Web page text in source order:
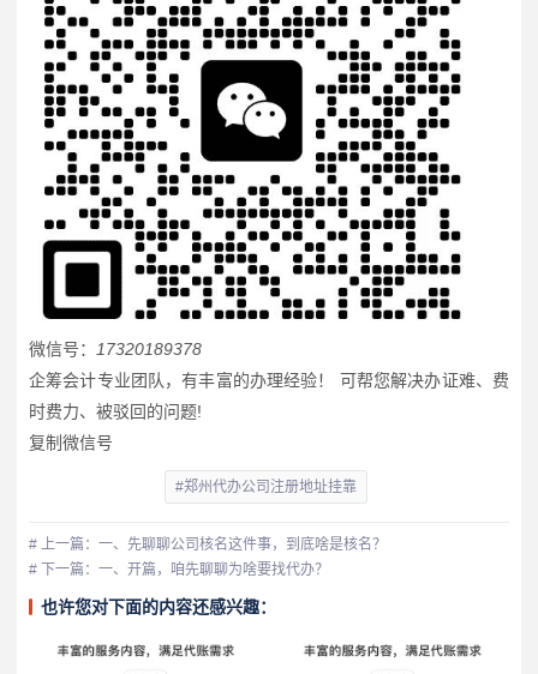
微信号：
17320189378
企筹会计专业团队，有丰富的办理经验！ 可帮您解决办证难、费
时费力、被驳回的问题!
复制微信号
#郑州代办公司注册地址挂靠
# 上一篇：一、先聊聊公司核名这件事，到底啥是核名？
# 下一篇：一、开篇，咱先聊聊为啥要找代办？
也许您对下面的内容还感兴趣：